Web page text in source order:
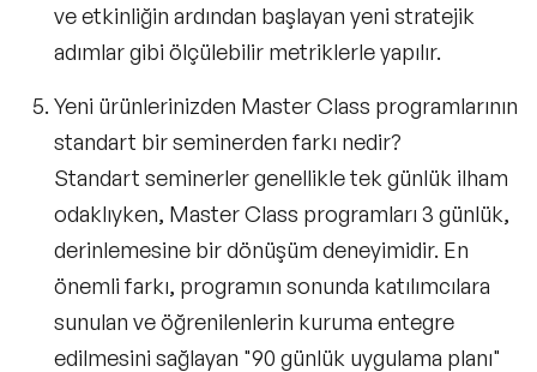
ve etkinliğin ardından başlayan yeni stratejik
adımlar gibi ölçülebilir metriklerle yapılır.
Yeni ürünlerinizden Master Class programlarının
standart bir seminerden farkı nedir?
Standart seminerler genellikle tek günlük ilham
odaklıyken, Master Class programları 3 günlük,
derinlemesine bir dönüşüm deneyimidir. En
önemli farkı, programın sonunda katılımcılara
sunulan ve öğrenilenlerin kuruma entegre
edilmesini sağlayan "90 günlük uygulama planı"